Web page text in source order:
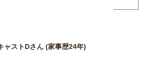
ャストDさん (家事歴24年)